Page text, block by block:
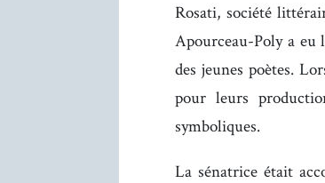
Rosati, société
Apourceau-Poly a eu
des jeunes poètes.
pour leurs
symboliques.
La sénatrice était